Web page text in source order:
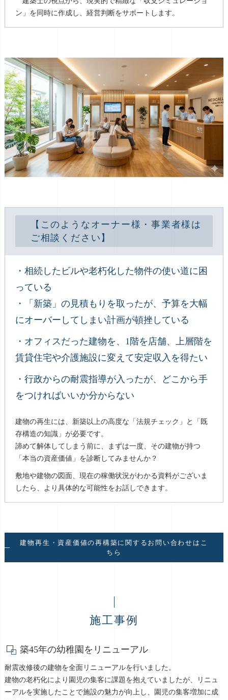
ン」を同時に作成し、経営判断をサポートします。
【このようなオーナー様・事業者様は
ご相談ください】
・相続したビルや老朽化した物件の使い道に困
っている
・「新築」の見積もりを取ったが、予算を大幅
にオーバーしてしまい計画が頓挫している
・オフィスだった建物を、1階を店舗、上層階を
賃貸住宅や介護施設に変えて安定収入を得たい
・行政からの耐震指導が入ったが、どこから手
をつければいいか分からない
建物の再生には、新築以上の高度な「法規チェック」と「既
存構造の知識」が必要です。
諦めて解体してしまう前に、まずは一度、その建物が持つ
「本当の資産価値」を診断してみませんか？
敷地や建物の図面、現在の稼働状況がわかる資料がございま
したら、より具体的な可能性をお話しできます。
建物再生・資産価値の再構築に関するお問い合わせはこ
ちら
施工事例
築45年の幼稚園をリニューアル
耐震改修後の建物を全面リニューアルを行いました。
建物の老朽化により園児の集客に課題を抱えていましたが、リニュ
ーアルを実施したことで施設の魅力が向上し、園児の集客増加に成